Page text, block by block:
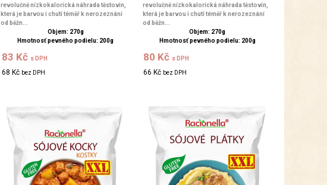
revolučně nízkokalorická náhrada těstovin,
která je barvou i chutí téměř k nerozeznání
od běžn...
Objem: 270g
Hmotnosť pevného podielu: 200g
83 Kč s DPH
68 Kč bez DPH
revolučně nízkokalorická náhrada těstovin,
která je barvou i chutí téměř k nerozeznání
od běžn...
Objem: 270g
Hmotnosť pevného podielu: 200g
80 Kč s DPH
66 Kč bez DPH